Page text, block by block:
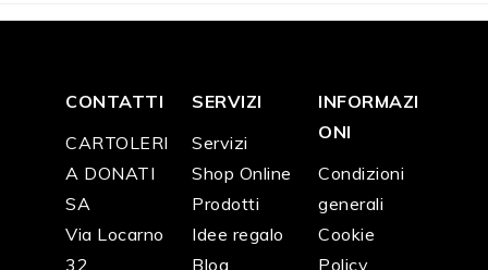
CONTATTI
CARTOLERI
A DONATI
SA
Via Locarno
32
SERVIZI
Servizi
Shop Online
Prodotti
Idee regalo
Blog
INFORMAZI
ONI
Condizioni
generali
Cookie
Policy